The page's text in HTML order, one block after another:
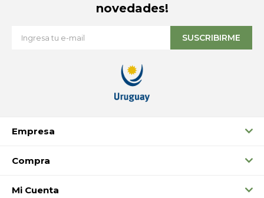
Empresa
Compra
Mi Cuenta
novedades!
SUSCRIBIRME